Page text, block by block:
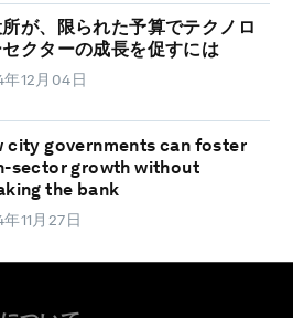
が、限られた予算でテクノロ
クターの成長を促すには
12月04日
city governments can foster
sector growth without
the bank
11月27日